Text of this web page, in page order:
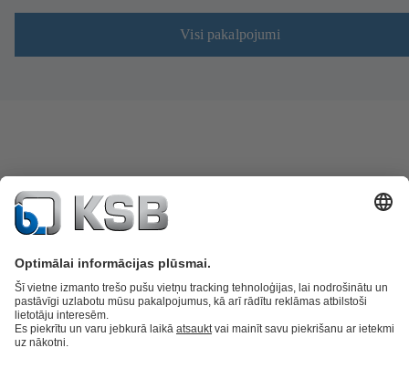
Visi pakalpojumi